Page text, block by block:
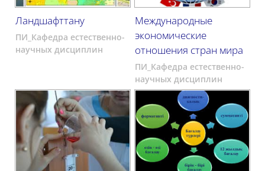
Ландшафттану
ПИ_Кафедра естественно-
научных дисциплин
Международные
экономические
отношения стран мира
ПИ_Кафедра естественно-
научных дисциплин